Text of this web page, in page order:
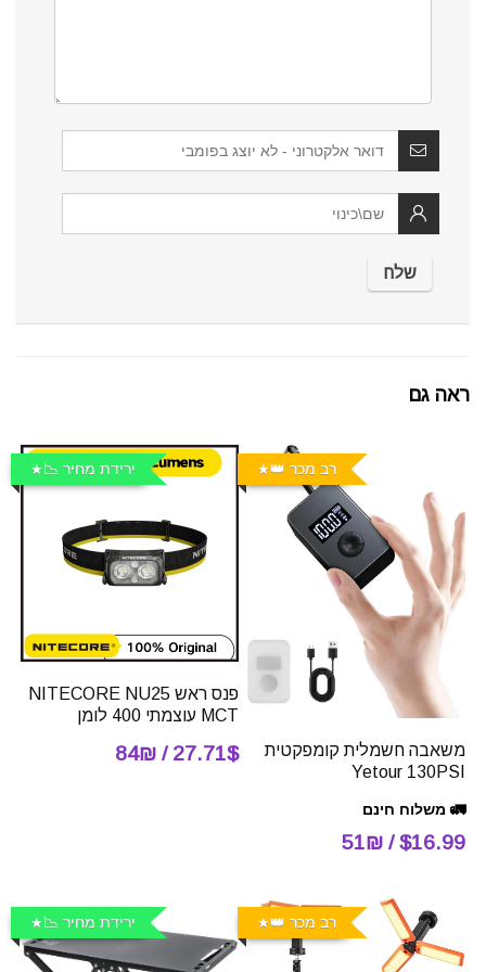
ראה גם
רב מכר 👑
משאבה חשמלית קומפקטית
Yetour 130PSI
🚛 משלוח חינם
$16.99 / 51₪
ירידת מחיר 📉
פנס ראש NITECORE NU25
MCT עוצמתי 400 לומן
27.71$ / 84₪
רב מכר 👑 ירידת מחיר 📉